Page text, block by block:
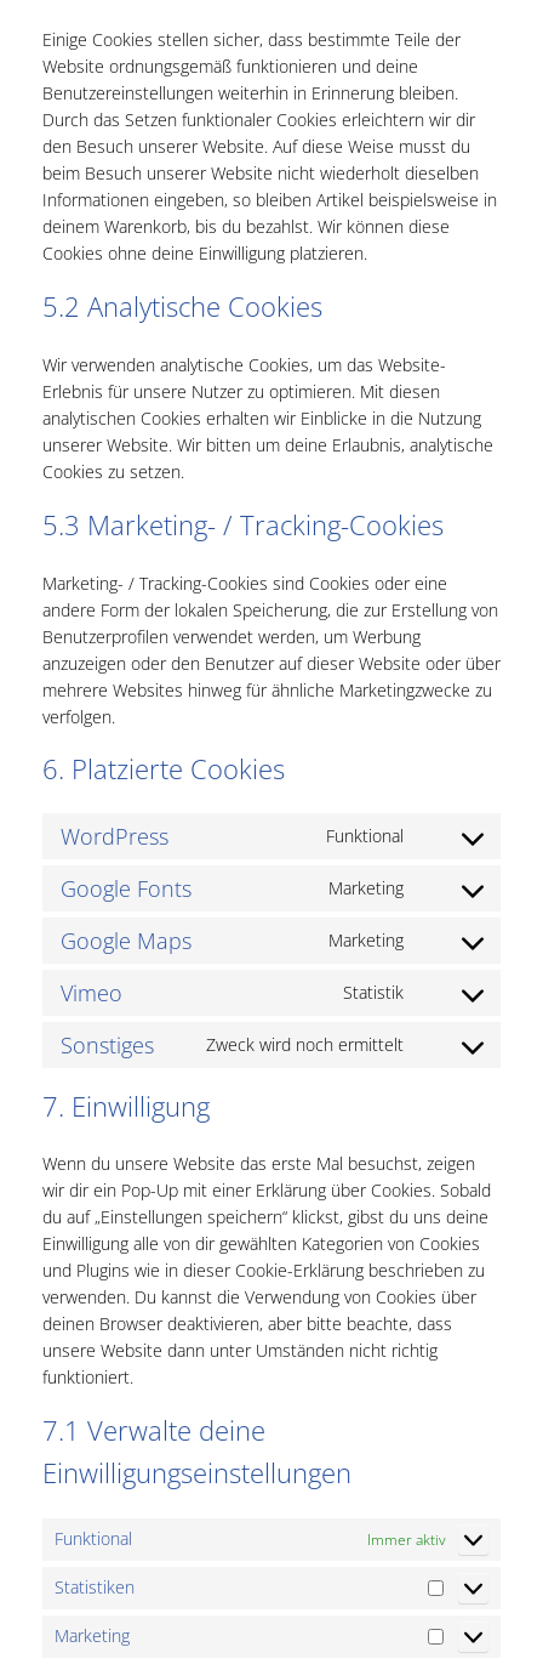
Einige Cookies stellen sicher, dass bestimmte Teile der
Website ordnungsgemäß funktionieren und deine
Benutzereinstellungen weiterhin in Erinnerung bleiben.
Durch das Setzen funktionaler Cookies erleichtern wir dir
den Besuch unserer Website. Auf diese Weise musst du
beim Besuch unserer Website nicht wiederholt dieselben
Informationen eingeben, so bleiben Artikel beispielsweise in
deinem Warenkorb, bis du bezahlst. Wir können diese
Cookies ohne deine Einwilligung platzieren.
5.2 Analytische Cookies
Wir verwenden analytische Cookies, um das Website-
Erlebnis für unsere Nutzer zu optimieren. Mit diesen
analytischen Cookies erhalten wir Einblicke in die Nutzung
unserer Website. Wir bitten um deine Erlaubnis, analytische
Cookies zu setzen.
5.3 Marketing- / Tracking-Cookies
Marketing- / Tracking-Cookies sind Cookies oder eine
andere Form der lokalen Speicherung, die zur Erstellung von
Benutzerprofilen verwendet werden, um Werbung
anzuzeigen oder den Benutzer auf dieser Website oder über
mehrere Websites hinweg für ähnliche Marketingzwecke zu
verfolgen.
6. Platzierte Cookies
WordPress Funktional
Consent
service
Google Fonts Marketing
Consent
service
Google Maps Marketing
Consent
service
Vimeo Statistik
Consent
service
Sonstiges Zweck wird noch ermittelt
Consent
7. Einwilligung
Wenn du unsere Website das erste Mal besuchst, zeigen
wir dir ein Pop-Up mit einer Erklärung über Cookies. Sobald
du auf „Einstellungen speichern“ klickst, gibst du uns deine
Einwilligung alle von dir gewählten Kategorien von Cookies
und Plugins wie in dieser Cookie-Erklärung beschrieben zu
verwenden. Du kannst die Verwendung von Cookies über
deinen Browser deaktivieren, aber bitte beachte, dass
unsere Website dann unter Umständen nicht richtig
funktioniert.
7.1 Verwalte deine
Einwilligungseinstellungen
Funktional Immer aktiv
Statistiken
Statistiken
Marketing
Marketing